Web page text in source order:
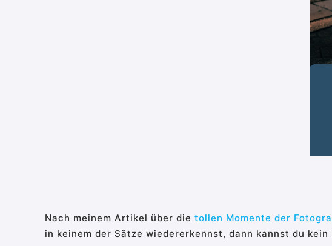
Nach meinem Artikel über dietollen Momente der
in keinem der Sätze wiedererkennst, dann kannst du kein